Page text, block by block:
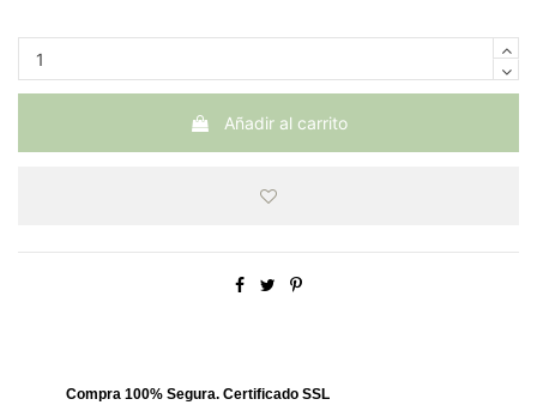
Añadir al carrito
Compra 100% Segura. Certificado SSL